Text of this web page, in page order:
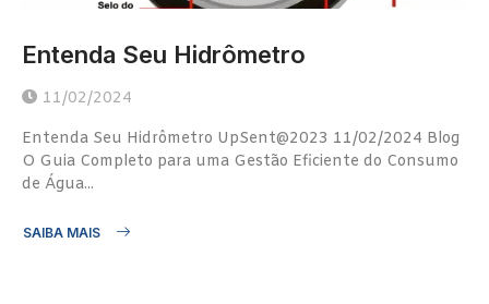
Entenda Seu Hidrômetro
11/02/2024
Entenda Seu Hidrômetro UpSent@2023 11/02/2024 Blog
O Guia Completo para uma Gestão Eficiente do Consumo
de Água...
SAIBA MAIS